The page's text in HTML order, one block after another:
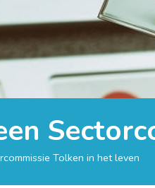
Tolken in het leven